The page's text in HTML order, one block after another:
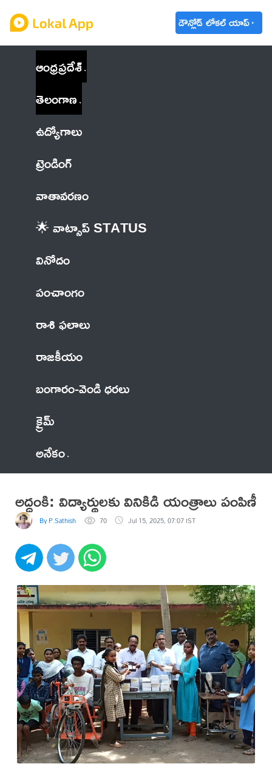
డౌన్లోడ్ లోకల్ యాప్
ఆంధ్రప్రదేశ్
తెలంగాణ
ఉద్యోగాలు
ట్రెండింగ్
వాతావరణం
🌟 వాట్సాప్ STATUS
వినోదం
పంచాంగం
రాశి ఫలాలు
రాజకీయం
బంగారం-వెండి ధరలు
క్రైమ్
అనేకం
అద్దంకి: విద్యార్థులకు వినికిడి యంత్రాలు పంపిణీ
By P.Sathish 70 Jul 15, 2025, 07:07 IST